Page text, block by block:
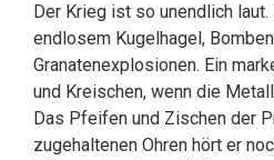
Der Krieg ist so unendlich laut.
endlosem Kugelhagel,
Granatenexplosionen. Ein
und Kreischen, wenn die
Das Pfeifen und Zischen der
zugehaltenen Ohren hört er